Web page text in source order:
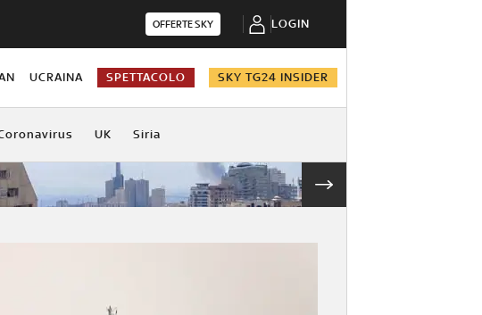
OFFERTE SKY LOGIN
UCRAINA SPETTACOLO SKY TG24 INSIDER
UK Siria